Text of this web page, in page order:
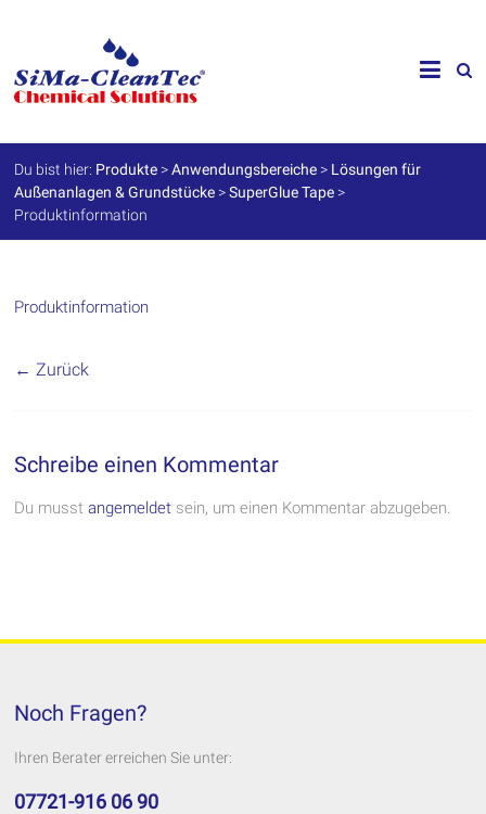
SiMa-
Cleantec
GmbH
Spezialprodukte
für
Instandhaltung
Du bist hier: Produkte >Anwendungsbereiche > Lösungen für
Außenanlagen & Grundstücke >SuperGlue Tape >
Produktinformation
Produktinformation
← Zurück
Schreibe einen Kommentar
Du musstangemeldet sein, um einen Kommentar abzugeben.
Noch Fragen?
Ihren Berater erreichen Sie unter:
07721-916 06 90